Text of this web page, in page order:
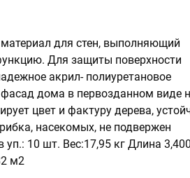
для стен, выполняющий
Для защиты поверхности
акрил- полиуретановое
дома в первозданном виде
цвет и фактуру дерева,
насекомых, не подвержен
уп.: 10 шт. Вес:17,95 кг Длина
м2